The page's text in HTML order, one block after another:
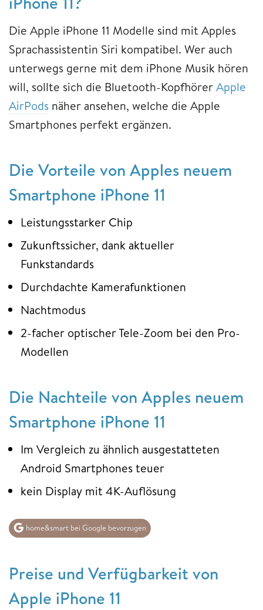
Die Apple iPhone 11 Modelle sind mit Apples
Sprachassistentin Siri kompatibel. Wer auch
unterwegs gerne mit dem iPhone Musik hören
will, sollte sich die Bluetooth-KopfhörerApple
AirPods näher ansehen, welche die Apple
Smartphones perfekt ergänzen.
Die Vorteile von Apples neuem
Smartphone iPhone 11
Leistungsstarker Chip
Zukunftssicher, dank aktueller
Funkstandards
Durchdachte Kamerafunktionen
Nachtmodus
2-facher optischer Tele-Zoom bei den Pro-
Modellen
Die Nachteile von Apples neuem
Smartphone iPhone 11
Im Vergleich zu ähnlich ausgestatteten
Android Smartphones teuer
kein Display mit 4K-Auflösung
home&smart bei Google bevorzugen
Preise und Verfügbarkeit von
Apple iPhone 11